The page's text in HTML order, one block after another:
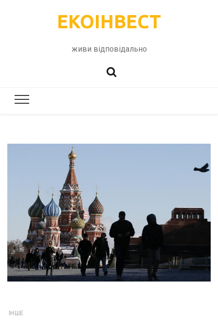
ЕКОІНВЕСТ
живи відповідально
ІНШЕ